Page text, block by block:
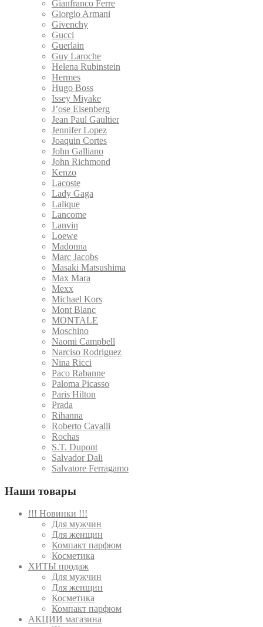
Gianfranco Ferre
Giorgio Armani
Givenchy
Gucci
Guerlain
Guy Laroche
Helena Rubinstein
Hermes
Hugo Boss
Issey Miyake
J’ose Eisenberg
Jean Paul Gaultier
Jennifer Lopez
Joaquin Cortes
John Galliano
John Richmond
Kenzo
Lacoste
Lady Gaga
Lalique
Lancome
Lanvin
Loewe
Madonna
Marc Jacobs
Masaki Matsushima
Max Mara
Mexx
Michael Kors
Mont Blanc
MONTALE
Moschino
Naomi Campbell
Narciso Rodriguez
Nina Ricci
Paco Rabanne
Paloma Picasso
Paris Hilton
Prada
Rihanna
Roberto Cavalli
Rochas
S.T. Dupont
Salvador Dali
Salvatore Ferragamo
Наши товары
!!! Новинки !!!
Для мужчин
Для женщин
Компакт парфюм
Косметика
ХИТЫ продаж
Для мужчин
Для женщин
Косметика
Компакт парфюм
АКЦИИ магазина